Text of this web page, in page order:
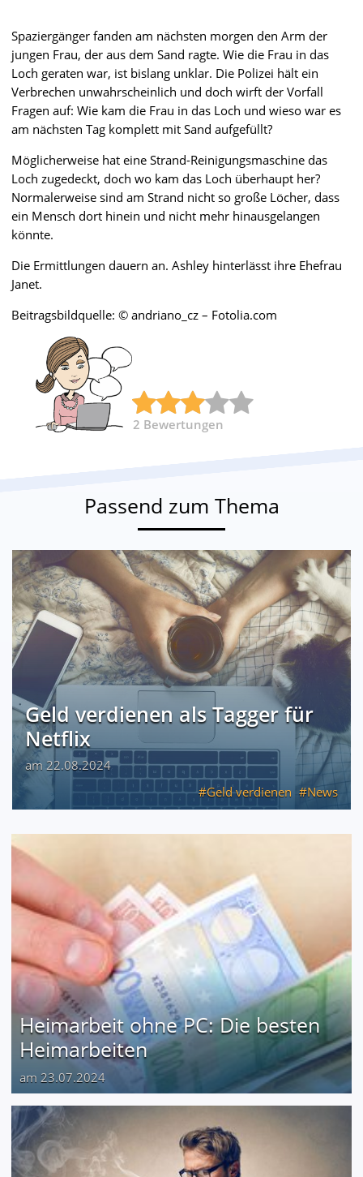
Spaziergänger fanden am nächsten morgen den Arm der
jungen Frau, der aus dem Sand ragte. Wie die Frau in das
Loch geraten war, ist bislang unklar. Die Polizei hält ein
Verbrechen unwahrscheinlich und doch wirft der Vorfall
Fragen auf: Wie kam die Frau in das Loch und wieso war es
am nächsten Tag komplett mit Sand aufgefüllt?
Möglicherweise hat eine Strand-Reinigungsmaschine das
Loch zugedeckt, doch wo kam das Loch überhaupt her?
Normalerweise sind am Strand nicht so große Löcher, dass
ein Mensch dort hinein und nicht mehr hinausgelangen
könnte.
Die Ermittlungen dauern an. Ashley hinterlässt ihre Ehefrau
Janet.
Beitragsbildquelle: © andriano_cz – Fotolia.com
2 Bewertungen
Passend zum Thema
Geld verdienen als Tagger für
Netflix
am 22.08.2024
Geld verdienen
News
Heimarbeit ohne PC: Die besten
Heimarbeiten
am 23.07.2024